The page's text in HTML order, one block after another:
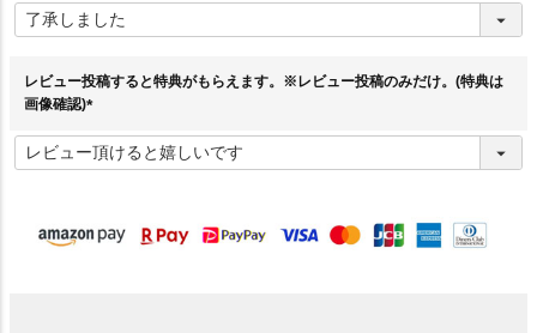
須
レビュー投稿すると特典がもらえます。※レビュー投稿のみだけ。(特典は
画像確認)
必
須